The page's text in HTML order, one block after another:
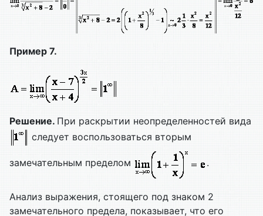
Пример 7.
Решение. При раскрытии неопределенностей вида
следует воспользоваться вторым
замечательным пределом .
Анализ выражения, стоящего под знаком 2
замечательного предела, показывает, что его